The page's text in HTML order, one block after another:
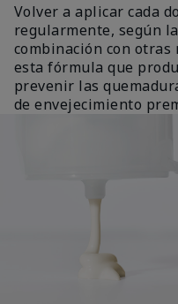
Volver a aplicar cada
regularmente, según
combinación con otras
esta fórmula que
prevenir las
de envejecimiento